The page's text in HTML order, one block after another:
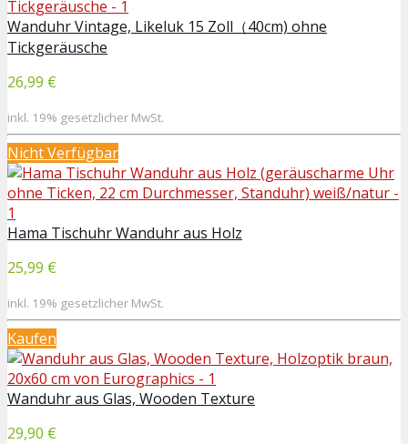
Wanduhr Vintage, Likeluk 15 Zoll（40cm) ohne
Tickgeräusche
26,99 €
inkl. 19% gesetzlicher MwSt.
Nicht Verfügbar
Hama Tischuhr Wanduhr aus Holz
25,99 €
inkl. 19% gesetzlicher MwSt.
Kaufen
Wanduhr aus Glas, Wooden Texture
29,90 €